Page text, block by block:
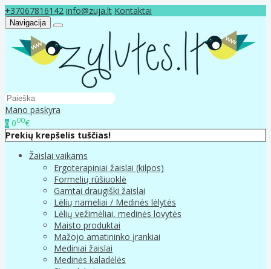
+37067816142 info@zuja.lt Kontaktai
Navigacija
Mano paskyra
0 000€
Prekių krepšelis tuščias!
Žaislai vaikams
Ergoterapiniai žaislai (kilpos)
Formelių rūšiuoklė
Gamtai draugiški žaislai
Lėlių nameliai / Medinės lėlytės
Lėlių vežimėliai, medinės lovytės
Maisto produktai
Mažojo amatininko įrankiai
Mediniai žaislai
Medinės kaladėlės